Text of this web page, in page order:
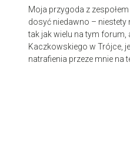
Moja przygoda z
dosyć niedawno – niestety
tak jak wielu na tym forum,
Kaczkowskiego w Trójce,
natrafienia przeze mnie na